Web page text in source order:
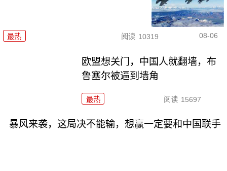
最热 阅读 10319 08-06
欧盟想关门，中国人就翻墙，布
鲁塞尔被逼到墙角
最热 阅读 15697
暴风来袭，这局决不能输，想赢一定要和中国联手